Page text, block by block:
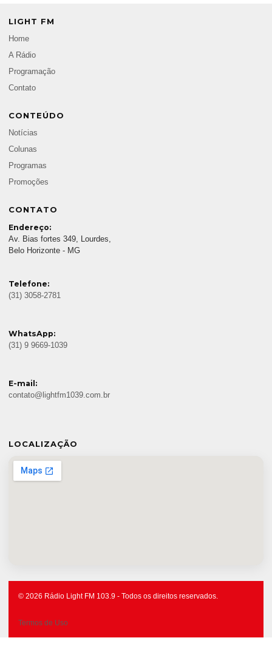
LIGHT FM
Home
A Rádio
Programação
Contato
CONTEÚDO
Notícias
Colunas
Programas
Promoções
CONTATO
Endereço:
Av. Bias fortes 349, Lourdes,
Belo Horizonte - MG
Telefone:
(31) 3058-2781
WhatsApp:
(31) 9 9669-1039
E-mail:
contato@lightfm1039.com.br
LOCALIZAÇÃO
© 2026 Rádio Light FM 103.9 - Todos os direitos reservados.
Termos de Uso